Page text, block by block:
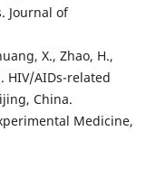
Journal of
X., Zhao, H.,
HIV/AIDs-related
China.
Medicine,